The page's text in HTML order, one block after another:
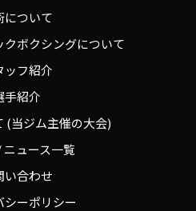
について
ボクシングについて
ッフ紹介
手紹介
(当ジム主催の大会)
ニュース一覧
い合わせ
シーポリシー